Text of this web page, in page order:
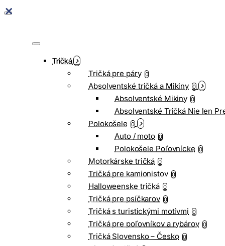
Tričká
Tričká pre páry 0
Absolventské tričká a Mikiny 0
Absolventské Mikiny 0
Absolventské Tričká Nie len
Polokošele 0
Auto / moto 0
Polokošele Poľovnícke 0
Motorkárske tričká 0
Tričká pre kamionistov 0
Halloweenske tričká 0
Tričká pre psíčkarov 0
Tričká s turistickými motívmi 0
Tričká pre poľovníkov a rybárov 0
Tričká Slovensko – Česko 0